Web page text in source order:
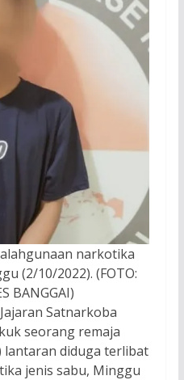
narkotika
(2/10/2022). (FOTO:
BANGGAI)
Satnarkoba
seorang remaja
lantaran diduga terlibat
jenis sabu, Minggu